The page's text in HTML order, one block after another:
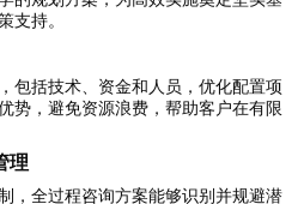
支持。
包括技术、资金和人员，优化配置项
势，避免资源浪费，帮助客户在有限
理
，全过程咨询方案能够识别并规避潜